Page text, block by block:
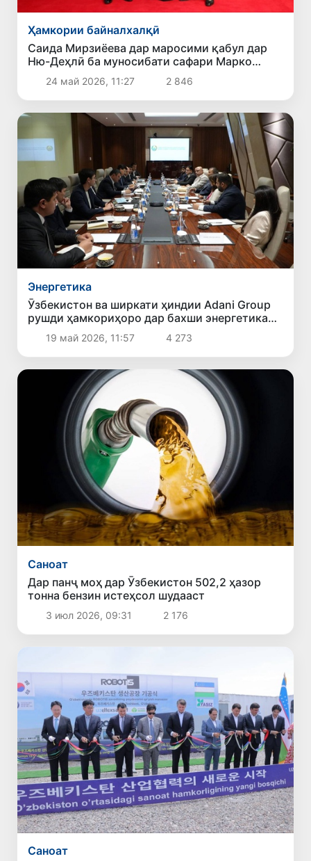
Ҳамкории байналхалқӣ
Саида Мирзиёева дар маросими қабул дар
Ню-Деҳлӣ ба муносибати сафари Марко
Рубио ба Ҳиндустон иштирок кард
24 май 2026, 11:27 2 846
Энергетика
Ӯзбекистон ва ширкати ҳиндии Adani Group
рушди ҳамкориҳоро дар бахши энергетика
баррасӣ карданд
19 май 2026, 11:57 4 273
Саноат
Дар панҷ моҳ дар Ӯзбекистон 502,2 ҳазор
тонна бензин истеҳсол шудааст
3 июл 2026, 09:31 2 176
Саноат